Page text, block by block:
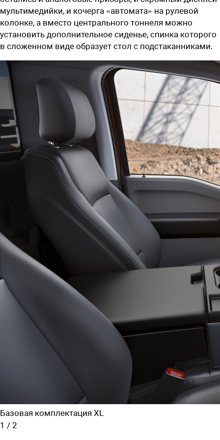
мультимедийки, и кочерга «автомата» на рулевой
колонке, а вместо центрального тоннеля можно
установить дополнительное сиденье, спинка которого
в сложенном виде образует стол с подстаканниками.
Базовая комплектация XL
1 / 2